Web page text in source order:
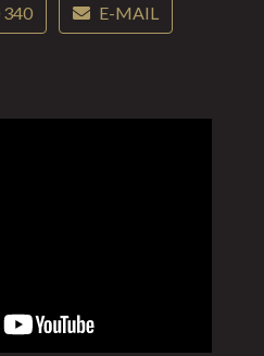
340 E-MAIL